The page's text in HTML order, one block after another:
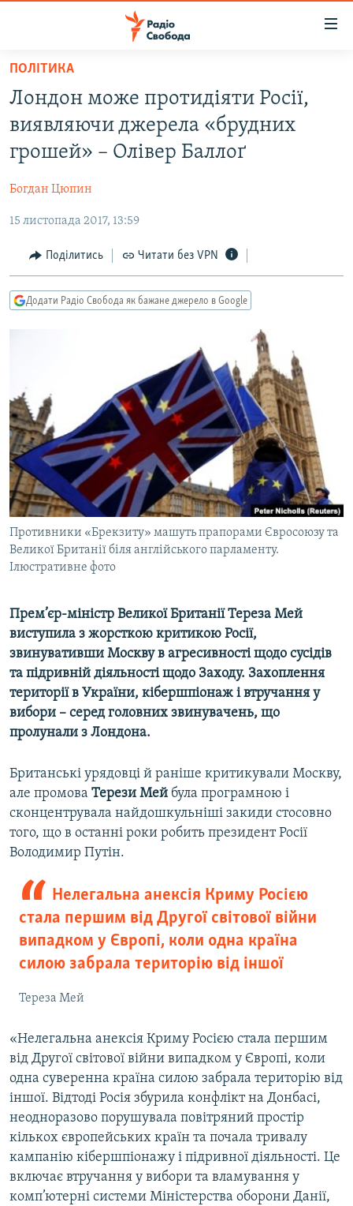
Перейти
основного
матеріалу
до
основної
Перейти
пошуку
ВСЕ ЗА ДОБУ
ЕКОНОМІКА
СУСПІЛЬСТВО
КУЛЬТУРА
УКРАЇНА
РОСІЙСЬКА «ФІЛЬТРАЦІЯ»
ДОНБАС.РЕАЛІЇ
КРИМ.РЕАЛІЇ
СХЕМИ
МУЛЬТИМЕДІА
ФОТО
СПЕЦПРОЄКТИ
ПОДКАСТИ
РУС
УКР
ДОЛУЧАЙСЯ!
ПОЛІТИКА
Лондон може протидіяти Росії,
виявляючи джерела «брудних
грошей» – Олівер Баллоґ
Богдан Цюпин
15 листопада 2017, 13:59
Поділитись Читати без VPN
Додати Радіо Свобода як бажане джерело в Google
Противники «Брекзиту» машуть прапорами Євросоюзу та
Великої Британії біля англійського парламенту.
Ілюстративне фото
Прем’єр-міністр Великої Британії Тереза Мей
виступила з жорсткою критикою Росії,
звинувативши Москву в агресивності щодо сусідів
та підривній діяльності щодо Заходу. Захоплення
території в України, кібершпіонаж і втручання у
вибори – серед головних звинувачень, що
пролунали з Лондона.
Британські урядовці й раніше критикували Москву,
але промова Терези Мей була програмною і
сконцентрувала найдошкульніші закиди стосовно
того, що в останні роки робить президент Росії
Володимир Путін.
Нелегальна анексія Криму Росією
стала першим від Другої світової війни
випадком у Європі, коли одна країна
силою забрала територію від іншої
Тереза Мей
«Нелегальна анексія Криму Росією стала першим
від Другої світової війни випадком у Європі, коли
одна суверенна країна силою забрала територію від
іншої. Відтоді Росія збурила конфлікт на Донбасі,
неодноразово порушувала повітряний простір
кількох європейських країн та почала тривалу
кампанію кібершпіонажу і підривної діяльності. Це
включає втручання у вибори та вламування у
комп’ютерні системи Міністерства оборони Данії,